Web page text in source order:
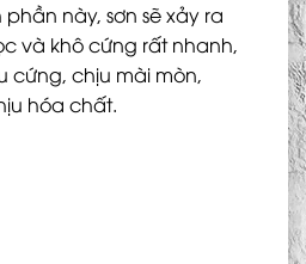
này, sơn sẽ xảy ra
và khô cứng rất nhanh,
cứng, chịu mài mòn,
hóa chất.